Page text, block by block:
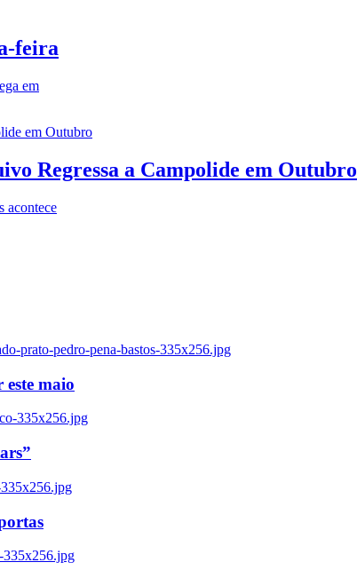
feira
em
Regressa a Campolide em Outubro
acontece
prato-pedro-pena-bastos-335x256.jpg
maio
335x256.jpg
335x256.jpg